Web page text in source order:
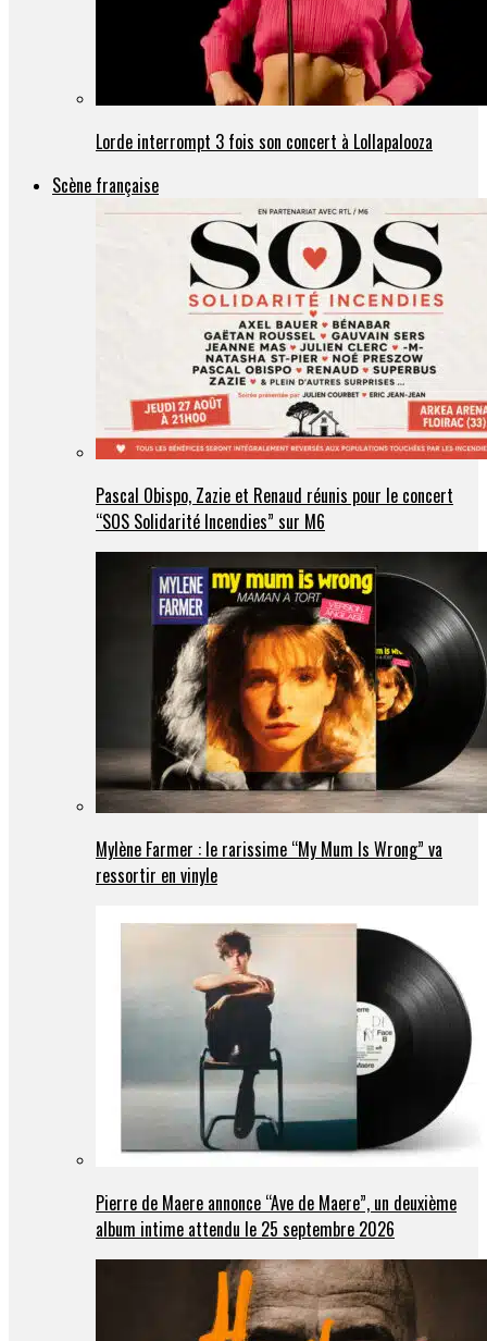
Lorde interrompt 3 fois son concert à Lollapalooza
Scène française
Pascal Obispo, Zazie et Renaud réunis pour le concert
“SOS Solidarité Incendies” sur M6
Mylène Farmer : le rarissime “My Mum Is Wrong” va
ressortir en vinyle
Pierre de Maere annonce “Ave de Maere”, un deuxième
album intime attendu le 25 septembre 2026